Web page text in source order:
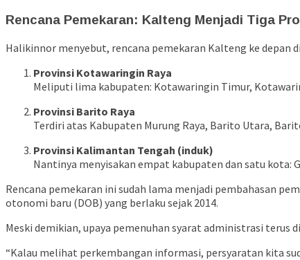
Rencana Pemekaran: Kalteng Menjadi Tiga
Halikinnor menyebut, rencana pemekaran Kalteng ke depan
Provinsi Kotawaringin Raya
Meliputi lima kabupaten: Kotawaringin Timur,
Provinsi Barito Raya
Terdiri atas Kabupaten Murung Raya, Barito Utara,
Provinsi Kalimantan Tengah (induk)
Nantinya menyisakan empat kabupaten dan satu kota:
Rencana pemekaran ini sudah lama menjadi pembahasan
otonomi baru (DOB) yang berlaku sejak 2014.
Meski demikian, upaya pemenuhan syarat administrasi
“Kalau melihat perkembangan informasi, persyaratan kita